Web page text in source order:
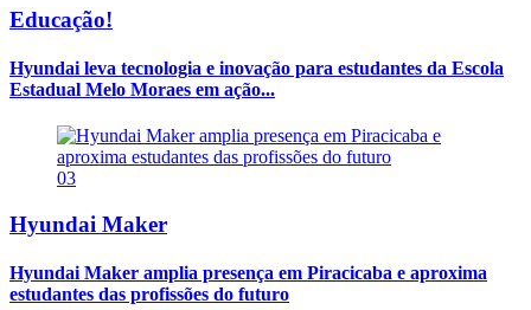
Educação!
Hyundai leva tecnologia e inovação para estudantes da Escola
Estadual Melo Moraes em ação...
03
Hyundai Maker
Hyundai Maker amplia presença em Piracicaba e aproxima
estudantes das profissões do futuro